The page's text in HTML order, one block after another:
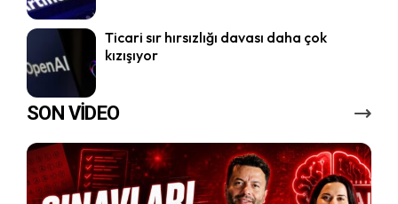
Ticari sır hırsızlığı davası daha çok
kızışıyor
SON VİDEO